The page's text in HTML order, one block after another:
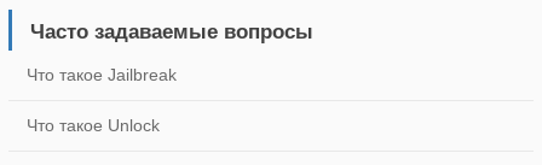
AmpliTube LE
Часто задаваемые вопросы
Что такое Jailbreak
Что такое Unlock